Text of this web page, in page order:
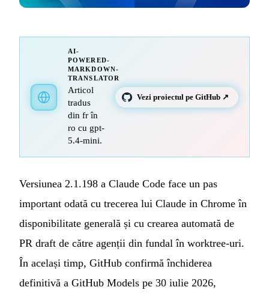
AI-
POWERED-
MARKDOWN-
TRANSLATOR
Articol
tradus
din fr în
ro cu gpt-
5.4-mini.
Vezi proiectul pe GitHub ↗
Versiunea 2.1.198 a Claude Code face un pas
important odată cu trecerea lui Claude in Chrome în
disponibilitate generală și cu crearea automată de
PR draft de către agenții din fundal în worktree-uri.
În același timp, GitHub confirmă închiderea
definitivă a GitHub Models pe 30 iulie 2026,